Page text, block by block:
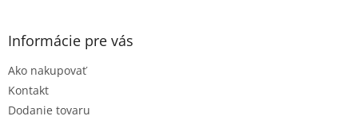
Informácie pre vás
Ako nakupovať
Kontakt
Dodanie tovaru